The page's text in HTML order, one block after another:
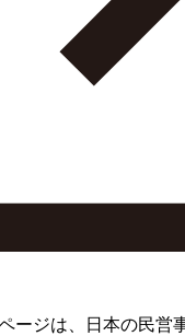
ージは、日本の民営